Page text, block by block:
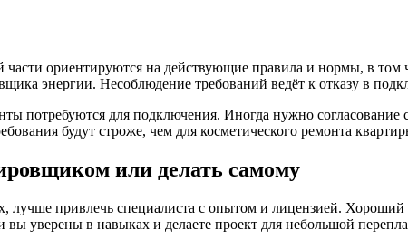
части ориентируются на действующие правила и нормы, в
энергии. Несоблюдение требований ведёт к отказу в
потребуются для подключения. Иногда нужно
будут строже, чем для косметического ремонта
или делать самому
лучше привлечь специалиста с опытом и лицензией.
уверены в навыках и делаете проект для небольшой